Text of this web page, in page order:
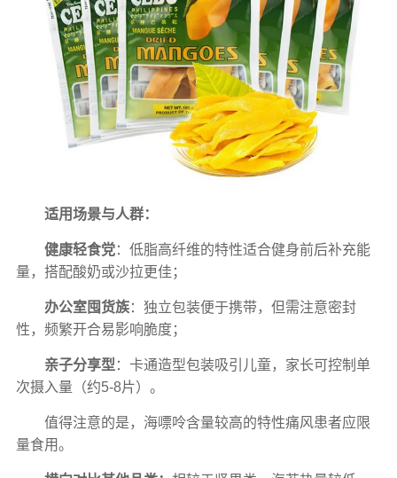
适用场景与人群：
健康轻食党：低脂高纤维的特性适合健身前后补充能
量，搭配酸奶或沙拉更佳；
办公室囤货族：独立包装便于携带，但需注意密封
性，频繁开合易影响脆度；
亲子分享型 ：卡通造型包装吸引儿童，家长可控制单
次摄入量（约5-8片）。
值得注意的是，海嘌呤含量较高的特性痛风患者应限
量食用。